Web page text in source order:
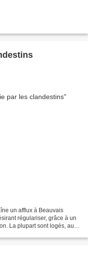
un afflux à Beauvais
régulariser, grâce à un
La plupart sont logés, aux